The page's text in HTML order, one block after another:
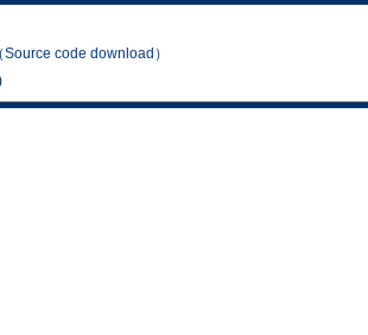
code download）